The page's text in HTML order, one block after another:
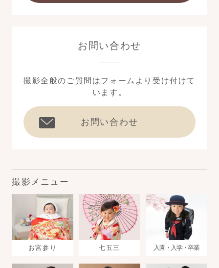
お問い合わせ
撮影全般のご質問はフォームより受け付けて
います。
お問い合わせ
撮影メニュー
お宮参り 七五三 入園・入学・卒業